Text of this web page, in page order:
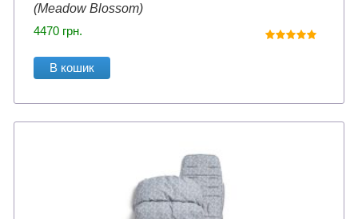
(Meadow Blossom)
4470 грн.
В кошик